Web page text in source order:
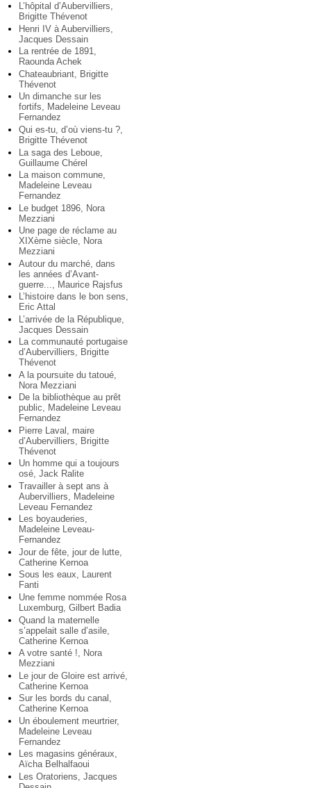
L’hôpital d’Aubervilliers,
Brigitte Thévenot
Henri IV à Aubervilliers,
Jacques Dessain
La rentrée de 1891,
Raounda Achek
Chateaubriant, Brigitte
Thévenot
Un dimanche sur les
fortifs, Madeleine Leveau
Fernandez
Qui es-tu, d’où viens-tu ?,
Brigitte Thévenot
La saga des Leboue,
Guillaume Chérel
La maison commune,
Madeleine Leveau
Fernandez
Le budget 1896, Nora
Mezziani
Une page de réclame au
XIXème siècle, Nora
Mezziani
Autour du marché, dans
les années d’Avant-
guerre..., Maurice Rajsfus
L’histoire dans le bon sens,
Eric Attal
L’arrivée de la République,
Jacques Dessain
La communauté portugaise
d’Aubervilliers, Brigitte
Thévenot
A la poursuite du tatoué,
Nora Mezziani
De la bibliothèque au prêt
public, Madeleine Leveau
Fernandez
Pierre Laval, maire
d’Aubervilliers, Brigitte
Thévenot
Un homme qui a toujours
osé, Jack Ralite
Travailler à sept ans à
Aubervilliers, Madeleine
Leveau Fernandez
Les boyauderies,
Madeleine Leveau-
Fernandez
Jour de fête, jour de lutte,
Catherine Kernoa
Sous les eaux, Laurent
Fanti
Une femme nommée Rosa
Luxemburg, Gilbert Badia
Quand la maternelle
s’appelait salle d’asile,
Catherine Kernoa
A votre santé !, Nora
Mezziani
Le jour de Gloire est arrivé,
Catherine Kernoa
Sur les bords du canal,
Catherine Kernoa
Un éboulement meurtrier,
Madeleine Leveau
Fernandez
Les magasins généraux,
Aïcha Belhalfaoui
Les Oratoriens, Jacques